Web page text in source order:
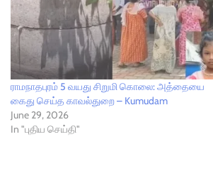
ராமநாதபுரம் 5 வயது சிறுமி கொலை: அத்தையை
கைது செய்த காவல்துறை – Kumudam
June 29, 2026
In "புதிய செய்தி"